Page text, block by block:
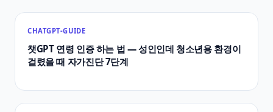
CHATGPT-GUIDE
챗GPT 연령 인증 하는 법 — 성인인데 청소년용 환경이
걸렸을 때 자가진단 7단계